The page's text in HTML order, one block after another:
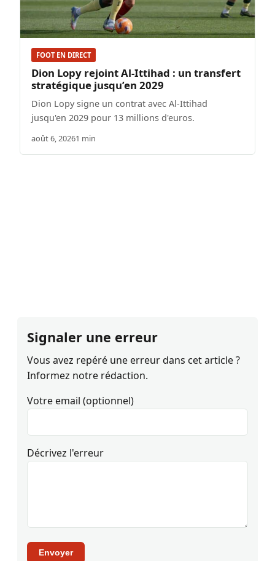
FOOT EN DIRECT
Dion Lopy rejoint Al-Ittihad : un transfert
stratégique jusqu’en 2029
Dion Lopy signe un contrat avec Al-Ittihad
jusqu'en 2029 pour 13 millions d'euros.
août 6, 20261 min
Signaler une erreur
Vous avez repéré une erreur dans cet article ?
Informez notre rédaction.
Votre email (optionnel)
Décrivez l'erreur
Envoyer